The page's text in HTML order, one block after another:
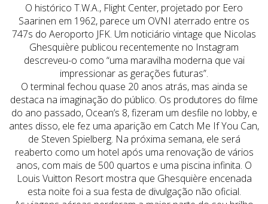
O histórico T.W.A., Flight Center, projetado por Eero
Saarinen em 1962, parece um OVNI aterrado entre os
747s do Aeroporto JFK. Um noticiário vintage que Nicolas
Ghesquière publicou recentemente no Instagram
descreveu-o como “uma maravilha moderna que vai
impressionar as gerações futuras”.
O terminal fechou quase 20 anos atrás, mas ainda se
destaca na imaginação do público. Os produtores do filme
do ano passado, Ocean’s 8, fizeram um desfile no lobby, e
antes disso, ele fez uma aparição em Catch Me If You Can,
de Steven Spielberg. Na próxima semana, ele será
reaberto como um hotel após uma renovação de vários
anos, com mais de 500 quartos e uma piscina infinita. O
Louis Vuitton Resort mostra que Ghesquière encenada
esta noite foi a sua festa de divulgação não oficial.